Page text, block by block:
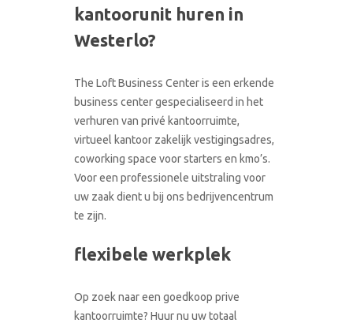
CONTACT
kantoorunit huren in
Westerlo?
The Loft Business Center is een erkende
business center gespecialiseerd in het
verhuren van privé kantoorruimte,
virtueel kantoor zakelijk vestigingsadres,
coworking space voor starters en kmo’s.
Voor een professionele uitstraling voor
uw zaak dient u bij ons bedrijvencentrum
te zijn.
flexibele werkplek
Op zoek naar een goedkoop prive
kantoorruimte? Huur nu uw totaal